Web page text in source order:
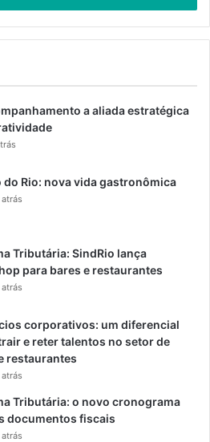
a aliada estratégica
do Rio: nova vida gastronômica
Tributária: SindRio lança
para bares e restaurantes
corporativos: um diferencial
e reter talentos no setor de
restaurantes
Tributária: o novo cronograma
documentos fiscais